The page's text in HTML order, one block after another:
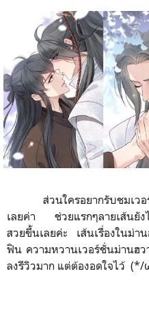
ส่วนใครอยากรับชมเวอ
เลยค่า ช่วยแรกๆลายเส้นยังไ
สวยขึ้นเลยค่ะ เส้นเรื่องในม่า
ฟิน ความหวานเวอร์ชั่นม่านฮ
ลงรีวิวมาก แต่ต้องอดใจไว้ (*/